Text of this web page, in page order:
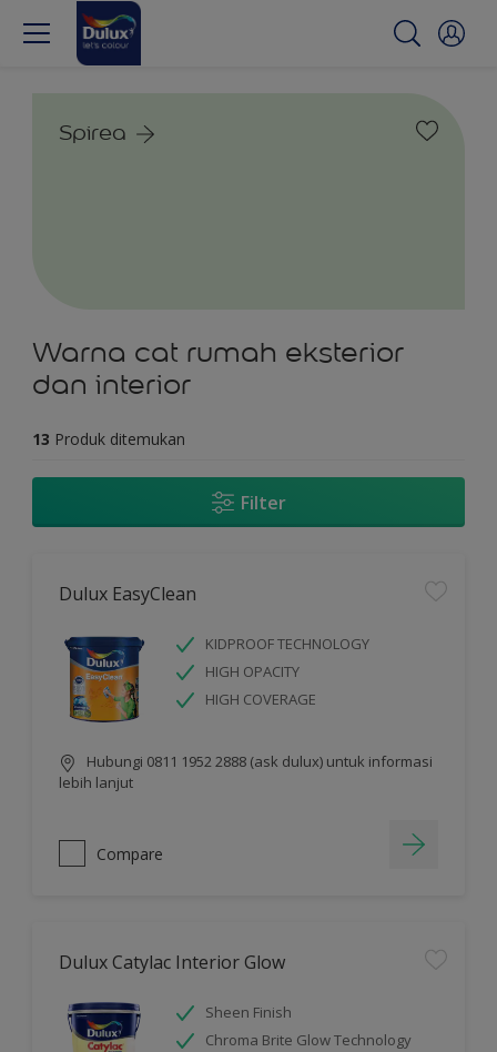
Spirea
Warna cat rumah eksterior
dan interior
13 Produk ditemukan
Filter
Dulux EasyClean
KIDPROOF TECHNOLOGY
HIGH OPACITY
HIGH COVERAGE
Hubungi 0811 1952 2888 (ask dulux) untuk informasi
lebih lanjut
Compare
Dulux Catylac Interior Glow
Sheen Finish
Chroma Brite Glow Technology